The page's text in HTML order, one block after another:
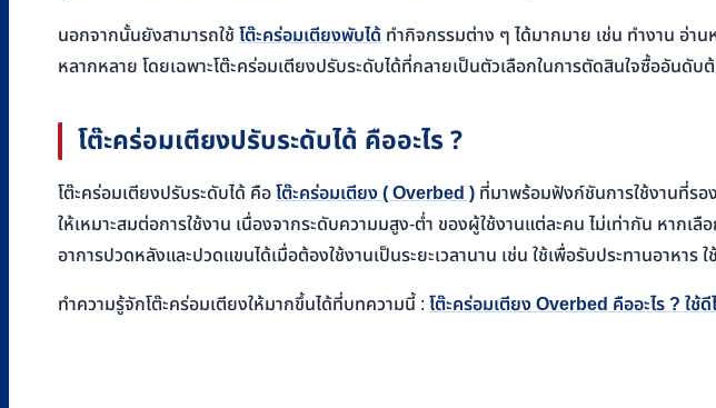
นอกจากนั้นยังสามารถใช้ โต๊ะคร่อมเตียงพับได้ ทำกิจกรรมต่าง ๆ ได้มากมาย เช่น ทำงาน อ่า
หลากหลาย โดยเฉพาะโต๊ะคร่อมเตียงปรับระดับได้ที่กลายเป็นตัวเลือกในการตัดสินใจซื้ออันดับ
โต๊ะคร่อมเตียงปรับระดับได้ คืออะไร ?
โต๊ะคร่อมเตียงปรับระดับได้ คือ โต๊ะคร่อมเตียง ( Overbed ) ที่มาพร้อมฟังก์ชันการใช้งานที่รอ
ให้เหมาะสมต่อการใช้งาน เนื่องจากระดับความมสูง-ต่ำ ของผู้ใช้งานแต่ละคน ไม่เท่ากัน หากเ
อาการปวดหลังและปวดแขนได้เมื่อต้องใช้งานเป็นระยะเวลานาน เช่น ใช้เพื่อรับประทานอาหาร
ทำความรู้จักโต๊ะคร่อมเตียงให้มากขึ้นได้ที่บทความนี้ : โต๊ะคร่อมเตียง Overbed คืออะไร ? ใช้